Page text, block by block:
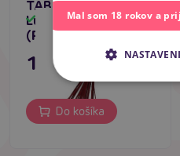
TABOOM Bondage In
Luxury Small Whip
(Red)
Skladom
15,80 €
Do košíka
Mal som 18 rokov a